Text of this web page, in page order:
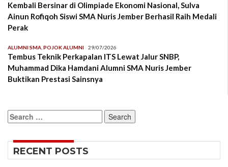
Kembali Bersinar di Olimpiade Ekonomi Nasional, Sulva
Ainun Rofiqoh Siswi SMA Nuris Jember Berhasil Raih Medali
Perak
ALUMNI SMA POJOK ALUMNI 29/07/2026
Tembus Teknik Perkapalan ITS Lewat Jalur SNBP,
Muhammad Dika Hamdani Alumni SMA Nuris Jember
Buktikan Prestasi Sainsnya
Search
for:
RECENT POSTS